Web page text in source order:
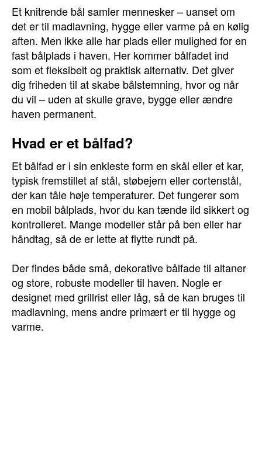
Et knitrende bål samler mennesker – uanset om
det er til madlavning, hygge eller varme på en kølig
aften. Men ikke alle har plads eller mulighed for en
fast bålplads i haven. Her kommer bålfadet ind
som et fleksibelt og praktisk alternativ. Det giver
dig friheden til at skabe bålstemning, hvor og når
du vil – uden at skulle grave, bygge eller ændre
haven permanent.
Hvad er et bålfad?
Et bålfad er i sin enkleste form en skål eller et kar,
typisk fremstillet af stål, støbejern eller cortenstål,
der kan tåle høje temperaturer. Det fungerer som
en mobil bålplads, hvor du kan tænde ild sikkert og
kontrolleret. Mange modeller står på ben eller har
håndtag, så de er lette at flytte rundt på.
Der findes både små, dekorative bålfade til altaner
og store, robuste modeller til haven. Nogle er
designet med grillrist eller låg, så de kan bruges til
madlavning, mens andre primært er til hygge og
varme.